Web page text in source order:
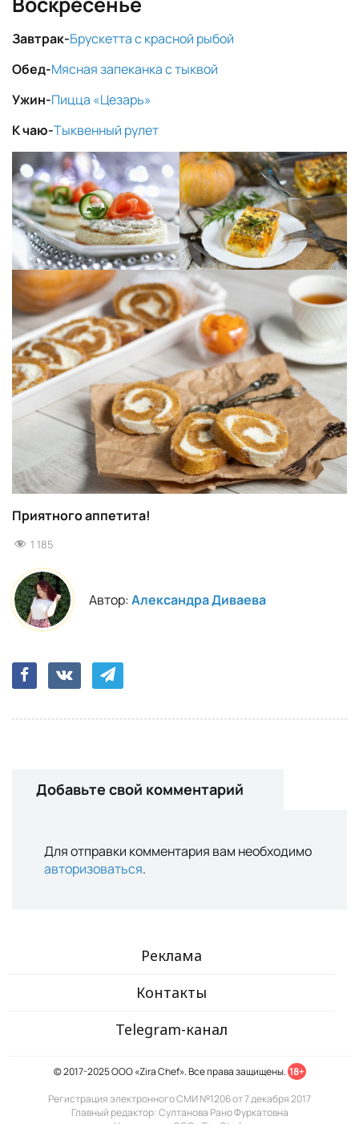
Завтрак-Брускетта с красной рыбой
Обед-Мясная запеканка с тыквой
Ужин-Пицца «Цезарь»
К чаю-Тыквенный рулет
Приятного аппетита!
1 185
Автор:Александра Диваева
Добавьте свой комментарий
Для отправки комментария вам необходимо
авторизоваться.
Реклама
Контакты
Telegram-канал
© 2017-2025 ООО «Zira Chef». Все права защищены. 18+
Регистрация электронного СМИ №1206 от 7 декабря 2017
Главный редактор: Султанова Рано Фуркатовна